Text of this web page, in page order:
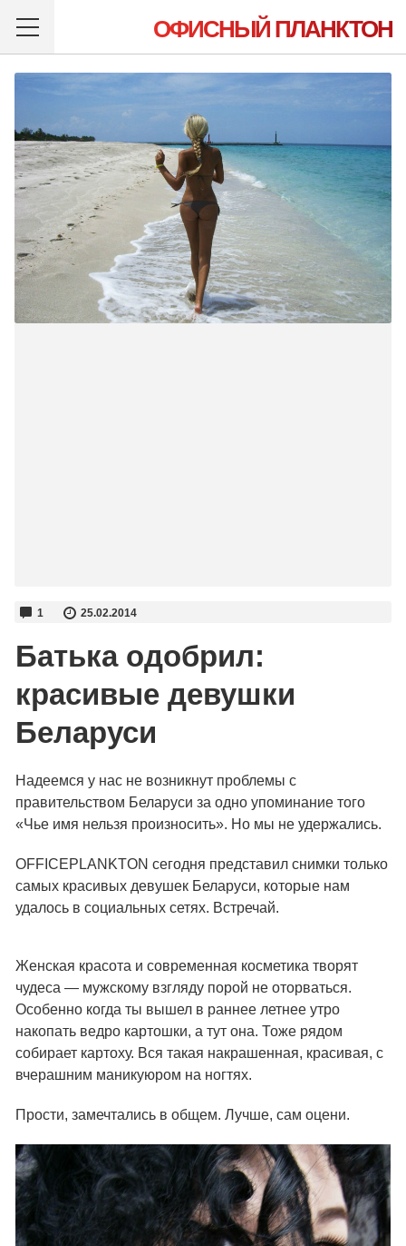
ОФИСНЫЙ ПЛАНКТОН
1 25.02.2014
Батька одобрил:
красивые девушки
Беларуси
Надеемся у нас не возникнут проблемы с
правительством Беларуси за одно упоминание того
«Чье имя нельзя произносить». Но мы не удержались.
OFFICEPLANKTON сегодня представил снимки только
самых красивых девушек Беларуси, которые нам
удалось в социальных сетях. Встречай.
Женская красота и современная косметика творят
чудеса — мужскому взгляду порой не оторваться.
Особенно когда ты вышел в раннее летнее утро
накопать ведро картошки, а тут она. Тоже рядом
собирает картоху. Вся такая накрашенная, красивая, с
вчерашним маникуюром на ногтях.
Прости, замечтались в общем. Лучше, сам оцени.